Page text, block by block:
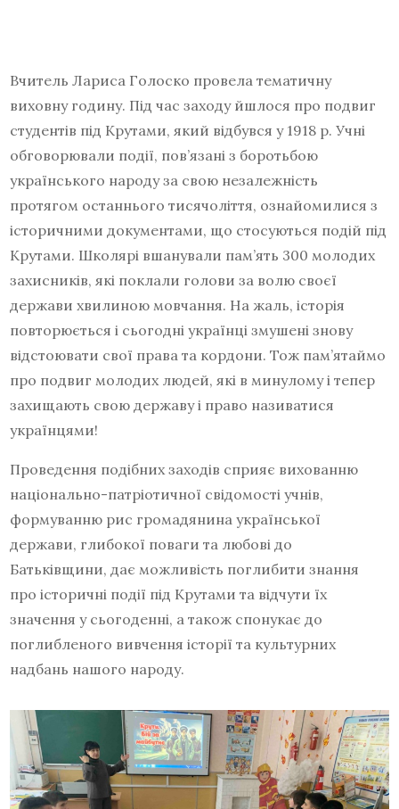
Вчитель Лариса Голоско провела тематичну
виховну годину. Під час заходу йшлося про подвиг
студентів під Крутами, який відбувся у 1918 р. Учні
обговорювали події, пов’язані з боротьбою
українського народу за свою незалежність
протягом останнього тисячоліття, ознайомилися з
історичними документами, що стосуються подій під
Крутами. Школярі вшанували пам’ять 300 молодих
захисників, які поклали голови за волю своєї
держави хвилиною мовчання. На жаль, історія
повторюється і сьогодні українці змушені знову
відстоювати свої права та кордони. Тож пам’ятаймо
про подвиг молодих людей, які в минулому і тепер
захищають свою державу і право називатися
українцями!
Проведення подібних заходів сприяє вихованню
національно-патріотичної свідомості учнів,
формуванню рис громадянина української
держави, глибокої поваги та любові до
Батьківщини, дає можливість поглибити знання
про історичні події під Крутами та відчути їх
значення у сьогоденні, а також спонукає до
поглибленого вивчення історії та культурних
надбань нашого народу.